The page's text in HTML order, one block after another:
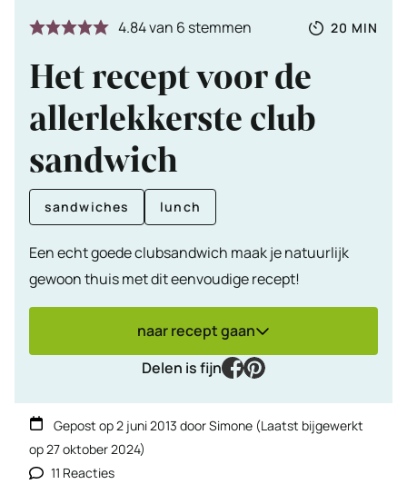
4.84van 6 stemmen
Totale
20 MIN
Het recept voor de
allerlekkerste club
sandwich
sandwiches lunch
Een echt goede clubsandwich maak je natuurlijk
gewoon thuis met dit eenvoudige recept!
naar recept gaan
Delen is fijn
facebook
pinterest
Gepost op2 juni 2013 doorSimone (Laatst bijgewerkt
op27 oktober 2024)
11 Reacties